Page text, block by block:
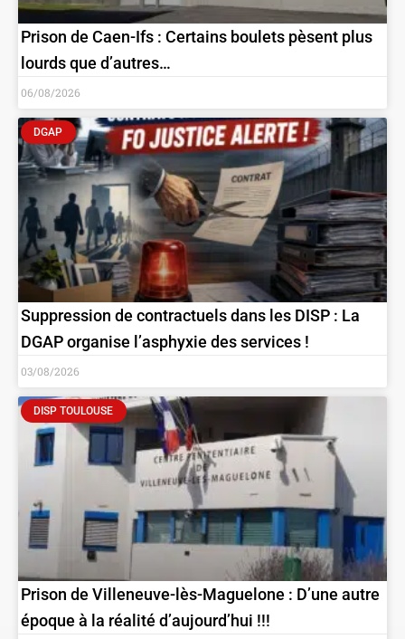
Prison de Caen-Ifs : Certains boulets pèsent plus
lourds que d’autres…
06/08/2026
DGAP
Suppression de contractuels dans les DISP : La
DGAP organise l’asphyxie des services !
03/08/2026
DISP TOULOUSE
Prison de Villeneuve-lès-Maguelone : D’une autre
époque à la réalité d’aujourd’hui !!!